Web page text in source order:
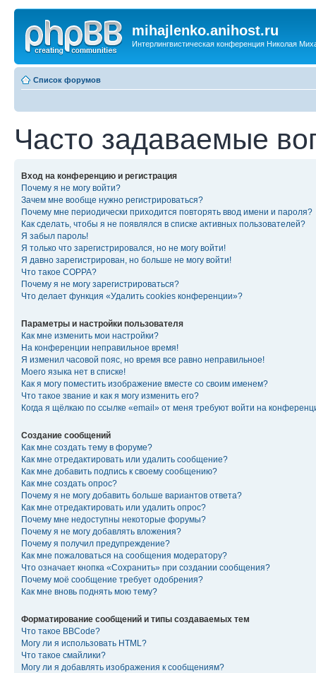
mihajlenko.anihost.ru
Интерлингвистическая конференция Николая
Список форумов
Часто задаваемые
Вход на конференцию и регистрация
Почему я не могу войти?
Зачем мне вообще нужно регистрироваться?
Почему мне периодически приходится повторять ввод имени и пароля?
Как сделать, чтобы я не появлялся в списке активных пользователей?
Я забыл пароль!
Я только что зарегистрировался, но не могу войти!
Я давно зарегистрирован, но больше не могу войти!
Что такое COPPA?
Почему я не могу зарегистрироваться?
Что делает функция «Удалить cookies конференции»?
Параметры и настройки пользователя
Как мне изменить мои настройки?
На конференции неправильное время!
Я изменил часовой пояс, но время все равно неправильное!
Моего языка нет в списке!
Как я могу поместить изображение вместе со своим именем?
Что такое звание и как я могу изменить его?
Когда я щёлкаю по ссылке «email» от меня требуют войти на
Создание сообщений
Как мне создать тему в форуме?
Как мне отредактировать или удалить сообщение?
Как мне добавить подпись к своему сообщению?
Как мне создать опрос?
Почему я не могу добавить больше вариантов ответа?
Как мне отредактировать или удалить опрос?
Почему мне недоступны некоторые форумы?
Почему я не могу добавлять вложения?
Почему я получил предупреждение?
Как мне пожаловаться на сообщения модератору?
Что означает кнопка «Сохранить» при создании сообщения?
Почему моё сообщение требует одобрения?
Как мне вновь поднять мою тему?
Форматирование сообщений и типы создаваемых тем
Что такое BBCode?
Могу ли я использовать HTML?
Что такое смайлики?
Могу ли я добавлять изображения к сообщениям?